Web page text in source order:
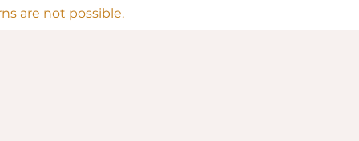
are not possible.